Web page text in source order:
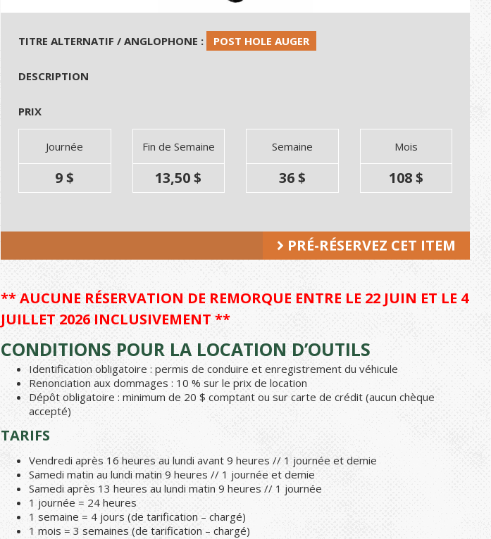
TITRE ALTERNATIF / ANGLOPHONE : POST HOLE AUGER
DESCRIPTION
PRIX
Journée
9 $
Fin de Semaine
13,50 $
Semaine
36 $
Mois
108 $
PRÉ-RÉSERVEZ CET ITEM
** AUCUNE RÉSERVATION DE REMORQUE ENTRE LE 22 JUIN ET LE 4
JUILLET 2026 INCLUSIVEMENT **
CONDITIONS POUR LA LOCATION D’OUTILS
Identification obligatoire : permis de conduire et enregistrement du véhicule
Renonciation aux dommages : 10 % sur le prix de location
Dépôt obligatoire : minimum de 20 $ comptant ou sur carte de crédit (aucun chèque
accepté)
TARIFS
Vendredi après 16 heures au lundi avant 9 heures // 1 journée et demie
Samedi matin au lundi matin 9 heures // 1 journée et demie
Samedi après 13 heures au lundi matin 9 heures // 1 journée
1 journée = 24 heures
1 semaine = 4 jours (de tarification – chargé)
1 mois = 3 semaines (de tarification – chargé)